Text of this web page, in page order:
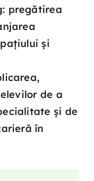
pregătirea
și
de a
și de
în